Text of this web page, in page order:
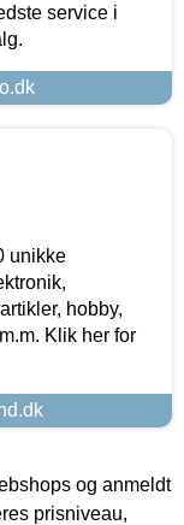
service i
unikke
hobby,
Klik her for
og anmeldt
prisniveau,